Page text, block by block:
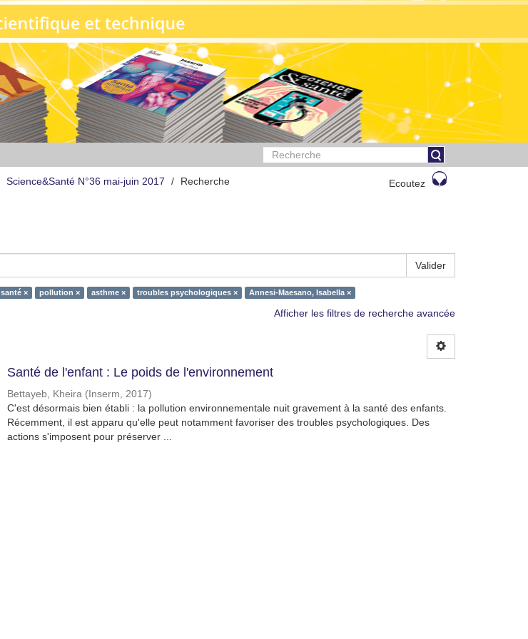
Science&Santé N°36 mai-juin 2017 Recherche Ecoutez
Valider
santé × pollution × asthme × troubles psychologiques × Annesi-Maesano, Isabella ×
Afficher les filtres de recherche avancée
Santé de l'enfant : Le poids de l'environnement
Bettayeb, Kheira (Inserm, 2017)
C'est désormais bien établi : la pollution environnementale nuit gravement à la santé des enfants.
Récemment, il est apparu qu'elle peut notamment favoriser des troubles psychologiques. Des
actions s'imposent pour préserver ...